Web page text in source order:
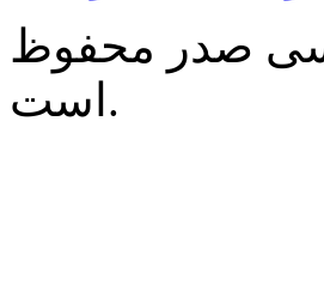
صدر محفوظ
است.